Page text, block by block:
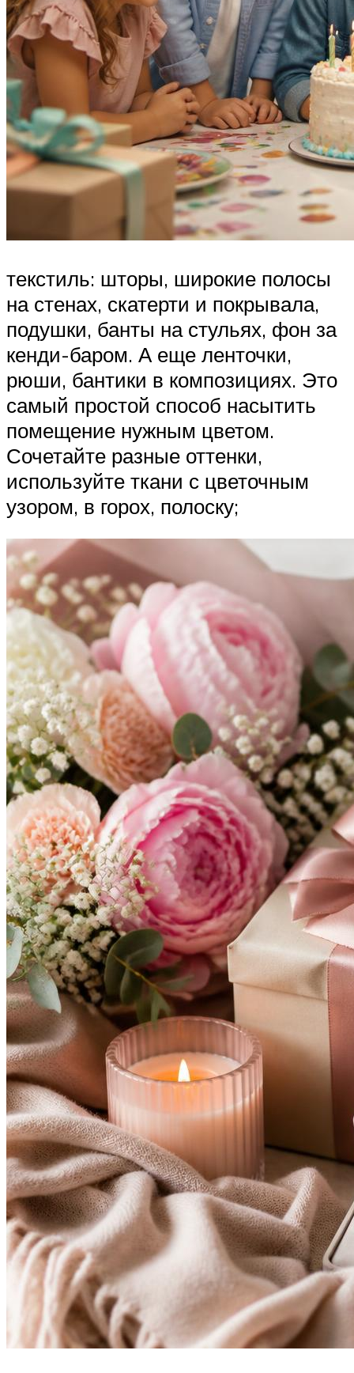
текстиль: шторы, широкие полосы
на стенах, скатерти и покрывала,
подушки, банты на стульях, фон за
кенди-баром. А еще ленточки,
рюши, бантики в композициях. Это
самый простой способ насытить
помещение нужным цветом.
Сочетайте разные оттенки,
используйте ткани с цветочным
узором, в горох, полоску;